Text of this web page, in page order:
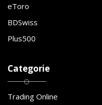
eToro
BDSwiss
Plus500
Categorie
Trading Online